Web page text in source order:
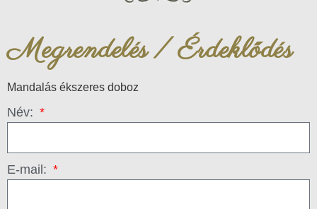
Megrendelés / Érdeklődés
Mandalás ékszeres doboz
Név:
E-mail: